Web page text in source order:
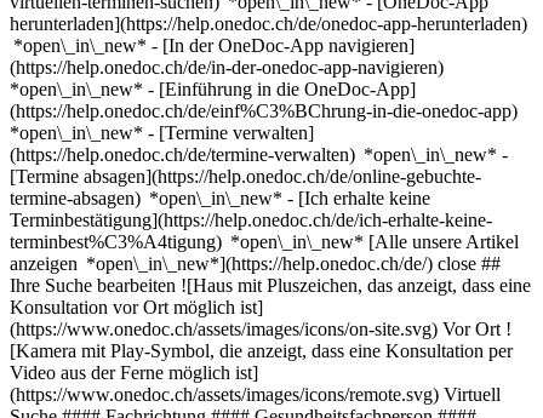
herunterladen](https://help.onedoc.ch/de/onedoc-app-herunterladen)
*open\_in\_new* - [In der OneDoc-App navigieren]
(https://help.onedoc.ch/de/in-der-onedoc-app-navigieren)
*open\_in\_new* - [Einführung in die OneDoc-App]
(https://help.onedoc.ch/de/einf%C3%BChrung-in-die-onedoc-app)
*open\_in\_new* - [Termine verwalten](https://help.onedoc.ch/de/termine-verwalten) *open\_in\_new* - [Termine absagen](https://help.onedoc.ch/de/online-gebuchte-termine-absagen) *open\_in\_new* - [Ich erhalte keine Terminbestätigung](https://help.onedoc.ch/de/ich-erhalte-keine-terminbest%C3%A4tigung) *open\_in\_new* [Alle unsere Artikel anzeigen *open\_in\_new*](https://help.onedoc.ch/de/) close ## Ihre Suche bearbeiten ![Haus mit Pluszeichen, das anzeigt, dass eine Konsultation vor Ort möglich ist](https://www.onedoc.ch/assets/images/icons/on-site.svg) Vor Ort ![Kamera mit Play-Symbol, die anzeigt, dass eine Konsultation per Video aus der Ferne möglich ist](https://www.onedoc.ch/assets/images/icons/remote.svg) Virtuell Suche #### Fachrichtung #### Gesundheitsfachperson #### Einrichtung edit Physiotherapeut in Greifensee tune Filter Neue Patienten*keyboard\_arrow\_down* - Zugelassen*check\_circle* Gesprochene Sprachen*keyboard\_arrow\_down* - Albanisch*check\_circle* - Arabisch*check\_circle* - Bosnisch*check\_circle* - Deutsch*check\_circle* - Dänisch*check\_circle* - Englisch*check\_circle* - Finnisch*check\_circle* - Französisch*check\_circle* - Griechisch*check\_circle* - Hebräisch*check\_circle* - Hindi*check\_circle* - Italienisch*check\_circle* - Japanisch*check\_circle* - Kroatisch*check\_circle* - Lettisch*check\_circle* - Litauisch*check\_circle* - Mazedonisch*check\_circle* - Niederländisch*check\_circle* - Norwegisch*check\_circle* - Persisch*check\_circle* - Polnisch*check\_circle* - Portugiesisch*check\_circle* - Rumänisch*check\_circle* - Russisch*check\_circle* - Rätoromanisch*check\_circle* - Schwedisch*check\_circle* - Serbisch*check\_circle* - Slowakisch*check\_circle* - Slowenisch*check\_circle* - Spanisch*check\_circle* - Tagalog*check\_circle* - Tschechisch*check\_circle* - Ungarisch*check\_circle* - Vietnamesisch*check\_circle* Geschlecht*keyboard\_arrow\_down* - Weiblich*check\_circle* - Männlich*check\_circle* Netzwerk*keyboard\_arrow\_down* - Hirslanden*check\_circle* - ASCA*check\_circle* - EMR*check\_circle* - Medbase*check\_circle* Verfügbarkeit*keyboard\_arrow\_down* - Heute*check\_circle* - In den nächsten 3 Tagen*check\_circle* - In den nächsten 7 Tagen*check\_circle* - In den nächsten 14 Tagen*check\_circle* # Physiotherapie in der Umgebung von Greifensee: Buchen Sie heute Ihren Termin online [![Frau Anna Kaufmann, Physiotherapeutin in Uster](https://assets.onedoc.ch/images/users/a7c159be6490d2897c16debdaadaf1f69486ccd587978d6e134818b580d2e87c-small.jpg "Frau Anna Kaufmann, Physiotherapeutin in Uster")](https://www.onedoc.ch/de/physiotherapeutin/uster/pczgo/anna-kaufmann) ### [Frau Anna Kaufmann](https://www.onedoc.ch/de/physiotherapeutin/uster/pczgo/anna-kaufmann) ![Abzeichen, das ein verifiziertes Profil kennzeichnet](https://www.onedoc.ch/assets/images/icons/checkmark.svg) [Physiotherapeutin](https://www.onedoc.ch/de/physiotherapeut/uster) [Spiraldynamik® Physiotherapie Praxis Uster](https://www.onedoc.ch/de/medizinische-praxis/uster/ebdrv/spiraldynamik-physiotherapie-praxis-uster) Oberlandstrasse 99 8610 Uster ![Frau Anna Kaufmann ist bei ASCA angeschlossen](https://assets.onedoc.ch/images/networks/logos/496d325fd4282f2f0a46197dd629fd16fcd2d324839e441a2a65aaa74df08a15-small.png)![Frau Anna Kaufmann ist bei EMR angeschlossen](https://assets.onedoc.ch/images/networks/logos/a202aabd14cdddb5ff03205af2481fb805645ff903773c55a6c572d22f23762e-small.png) ![Patient mit Pluszeichen, der anzeigt, dass neue Patienten angenommen werden](https://www.onedoc.ch/assets/images/icons/new-patients.svg)Akzeptiert neue Patienten [Termin buchen](https://www.onedoc.ch/de/physiotherapeutin/uster/pczgo/anna-kaufmann) *chevron\_left* Di. 04 Aug. *chevron\_right* Mehr Termine anzeigen *error\_outline* Beim Laden der Verfügbarkeiten ist ein Fehler aufgetreten [Erneut versuchen](https://www.onedoc.ch) [![Frau Nevena Radosavljevic, Physiotherapeutin in Tagelswangen](https://assets.onedoc.ch/images/users/4d1fad6bed7e6fe163e7627132e18e2d1fd61eab0e327784af27643c77310777-small.jpg "Frau Nevena Radosavljevic, Physiotherapeutin in Tagelswangen")](https://www.onedoc.ch/de/physiotherapeutin/tagelswangen/pc3ck/nevena-radosavljevic) ### [Frau Nevena Radosavljevic](https://www.onedoc.ch/de/physiotherapeutin/tagelswangen/pc3ck/nevena-radosavljevic) ![Abzeichen, das ein verifiziertes Profil kennzeichnet](https://www.onedoc.ch/assets/images/icons/checkmark.svg) [Physiotherapeutin](https://www.onedoc.ch/de/physiotherapeut/tagelswangen) [Physiohaus](https://www.onedoc.ch/de/physiotherapiepraxis/tagelswangen/ebe2q/physiohaus) Huebstrasse 35 8317 Tagelswangen ![Patient mit Pluszeichen, der anzeigt, dass neue Patienten angenommen werden](https://www.onedoc.ch/assets/images/icons/new-patients.svg)Akzeptiert neue Patienten [Termin buchen](https://www.onedoc.ch/de/physiotherapeutin/tagelswangen/pc3ck/nevena-radosavljevic) Expertisen:[Taping](https://www.onedoc.ch/de/taping/tagelswangen), [Manuelle Therapie](https://www.onedoc.ch/de/manuelle-therapie/tagelswangen), [Schwangerschafts Physiotherapie | Physiotherapie in der Schwangerschaft](https://www.onedoc.ch/de/schwangerschafts-physiotherapie-physiotherapie-in-der-schwangerschaft/tagelswangen), [Physiotherapie zu Hause](https://www.onedoc.ch/de/physiotherapie-zu-hause/tagelswangen), [Triggerpunkttherapie](https://www.onedoc.ch/de/triggerpunkttherapie/tagelswangen), [Kopfschmerzen und Migräne](https://www.onedoc.ch/de/kopfschmerzen-und-migrane/tagelswangen), [Muskelriss | Bänderriss](https://www.onedoc.ch/de/muskelriss-banderriss/tagelswangen), [Distorsion | Verstauchung](https://www.onedoc.ch/de/distorsion-verstauchung/tagelswangen)Mehr anzeigen *chevron\_left* Di. 04 Aug. *chevron\_right* Mehr Termine anzeigen *error\_outline* Beim Laden der Verfügbarkeiten ist ein Fehler aufgetreten [Erneut versuchen](https://www.onedoc.ch) Expertisen:[Taping](https://www.onedoc.ch/de/taping/tagelswangen), [Manuelle Therapie](https://www.onedoc.ch/de/manuelle-therapie/tagelswangen), [Schwangerschafts Physiotherapie | Physiotherapie in der Schwangerschaft](https://www.onedoc.ch/de/schwangerschafts-physiotherapie-physiotherapie-in-der-schwangerschaft/tagelswangen), [Physiotherapie zu Hause](https://www.onedoc.ch/de/physiotherapie-zu-hause/tagelswangen), [Triggerpunkttherapie](https://www.onedoc.ch/de/triggerpunkttherapie/tagelswangen), [Kopfschmerzen und Migräne](https://www.onedoc.ch/de/kopfschmerzen-und-migrane/tagelswangen), [Muskelriss | Bänderriss](https://www.onedoc.ch/de/muskelriss-banderriss/tagelswangen), [Distorsion | Verstauchung](https://www.onedoc.ch/de/distorsion-verstauchung/tagelswangen)Mehr anzeigen [![Frau Meike Vogel, Physiotherapeutin in Zollikon](https://assets.onedoc.ch/images/users/788e21b230a1c9c6bb892b1131e297d891c323b0a1550ee3ce4df91161ed05be-small.jpg "Frau Meike Vogel, Physiotherapeutin in Zollikon")](https://www.onedoc.ch/de/physiotherapeutin/zollikon/pczyw/meike-vogel) ### [Frau Meike Vogel](https://www.onedoc.ch/de/physiotherapeutin/zollikon/pczyw/meike-vogel) ![Abzeichen, das ein verifiziertes Profil kennzeichnet](https://www.onedoc.ch/assets/images/icons/checkmark.svg) [Physiotherapeutin](https://www.onedoc.ch/de/physiotherapeut/zollikon) [Kineo Zollikon](https://www.onedoc.ch/de/physiotherapiepraxis/zollikon/ebdl5/kineo-zollikon) Zumikerstrasse 18 8702 Zollikon ![Patient mit Pluszeichen, der anzeigt, dass neue Patienten angenommen werden](https://www.onedoc.ch/assets/images/icons/new-patients.svg)Akzeptiert neue Patienten [Termin buchen](https://www.onedoc.ch/de/physiotherapeutin/zollikon/pczyw/meike-vogel) Expertisen:[Physiotherapie bei neurologischen Erkrankungen](https://www.onedoc.ch/de/physiotherapie-bei-neurologischen-erkrankungen/zollikon), [Stosswellentherapie](https://www.onedoc.ch/de/stosswellentherapie/zollikon), [Muskelriss | Bänderriss](https://www.onedoc.ch/de/muskelriss-banderriss/zollikon), [Distorsion | Verstauchung](https://www.onedoc.ch/de/distorsion-verstauchung/zollikon), [Craniomandibuläre Dysfunktion (CMD) | Kiefergelenkserkrankungen | Funktionsstörung des Kausystems](https://www.onedoc.ch/de/craniomandibulare-dysfunktion-cmd-kiefergelenkserkrankungen-funktionsstorung-des-kausystems/zollikon)Mehr anzeigen Expertisen:[Physiotherapie bei neurologischen Erkrankungen](https://www.onedoc.ch/de/physiotherapie-bei-neurologischen-erkrankungen/zollikon), [Stosswellentherapie](https://www.onedoc.ch/de/stosswellentherapie/zollikon), [Muskelriss | Bänderriss](https://www.onedoc.ch/de/muskelriss-banderriss/zollikon), [Distorsion | Verstauchung](https://www.onedoc.ch/de/distorsion-verstauchung/zollikon), [Craniomandibuläre Dysfunktion (CMD) | Kiefergelenkserkrankungen | Funktionsstörung des Kausystems](https://www.onedoc.ch/de/craniomandibulare-dysfunktion-cmd-kiefergelenkserkrankungen-funktionsstorung-des-kausystems/zollikon)Mehr anzeigen [![Frau Helen Schwank, Physiotherapeutin in Zollikon](https://assets.onedoc.ch/images/users/a17b8085ca8e7ba22212503cef3e39f7e413d07942f851f8964ec952d6664960-small.jpg "Frau Helen Schwank, Physiotherapeutin in Zollikon")](https://www.onedoc.ch/de/physiotherapeutin/zollikon/pcy0z/helen-schwank) ### [Frau Helen Schwank](https://www.onedoc.ch/de/physiotherapeutin/zollikon/pcy0z/helen-schwank) ![Abzeichen, das ein verifiziertes Profil kennzeichnet](https://www.onedoc.ch/assets/images/icons/checkmark.svg) [Physiotherapeutin](https://www.onedoc.ch/de/physiotherapeut/zollikon) [Kineo Zollikon](https://www.onedoc.ch/de/physiotherapiepraxis/zollikon/ebdl5/kineo-zollikon) Zumikerstrasse 18 8702 Zollikon ![Patient mit Pluszeichen, der anzeigt, dass neue Patienten angenommen werden](https://www.onedoc.ch/assets/images/icons/new-patients.svg)Akzeptiert neue Patienten [Termin buchen](https://www.onedoc.ch/de/physiotherapeutin/zollikon/pcy0z/helen-schwank) Expertisen:[Craniomandibuläre Dysfunktion (CMD) | Kiefergelenkserkrankungen | Funktionsstörung des Kau